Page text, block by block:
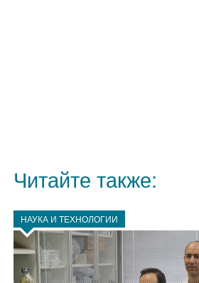
Читайте также:
НАУКА И ТЕХНОЛОГИИ